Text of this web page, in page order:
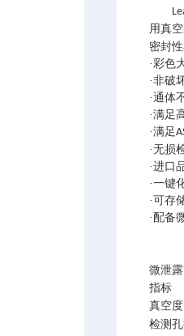
用真
密封
·彩色
·非破
·通体
·满足
·满足
·无损
·进口
·一键
·可存
·配备
微泄
指标
真空度
检测